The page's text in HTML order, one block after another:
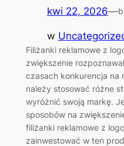
kwi 22, 2026—
w
Filiżanki reklamowe z
zwiększenie
czasach konkurencja na
należy stosować różne
wyróżnić swoją markę.
sposobów na
filiżanki reklamowe z
zainwestować w ten